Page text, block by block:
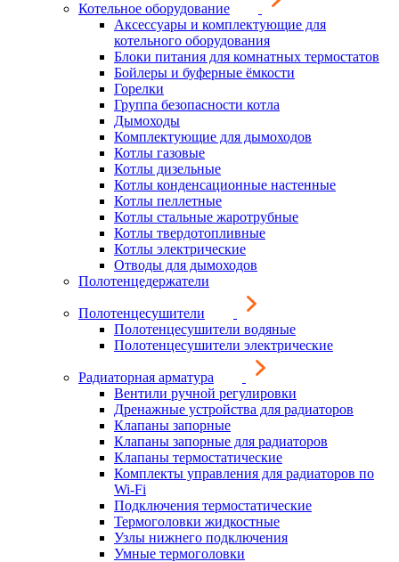
Котельное оборудование
Аксессуары и комплектующие для
котельного оборудования
Блоки питания для комнатных термостатов
Бойлеры и буферные ёмкости
Горелки
Группа безопасности котла
Дымоходы
Комплектующие для дымоходов
Котлы газовые
Котлы дизельные
Котлы конденсационные настенные
Котлы пеллетные
Котлы стальные жаротрубные
Котлы твердотопливные
Котлы электрические
Отводы для дымоходов
Полотенцедержатели
Полотенцесушители
Полотенцесушители водяные
Полотенцесушители электрические
Радиаторная арматура
Вентили ручной регулировки
Дренажные устройства для радиаторов
Клапаны запорные
Клапаны запорные для радиаторов
Клапаны термостатические
Комплекты управления для радиаторов по
Wi-Fi
Подключения термостатические
Термоголовки жидкостные
Узлы нижнего подключения
Умные термоголовки